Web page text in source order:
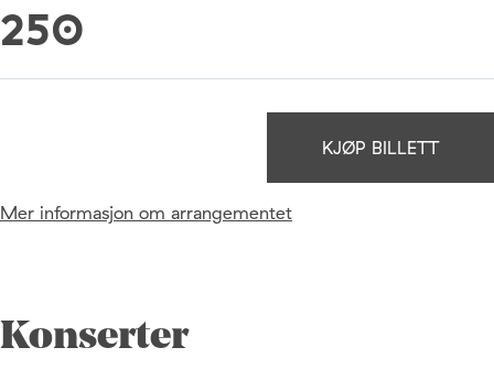
250
KJØP BILLETT
Mer informasjon om arrangementet
Konserter